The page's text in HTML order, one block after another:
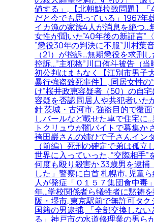
値する」, 【北朝鮮拉致問題】
だと今でも思っている」1967年
イカ漁の家族4人が消息を絶つ…
女性が聞いた”40年後の新証言”
”懲役30年の判決に不服”川村葉
（21）が控訴…無期懲役を求刑
控訴…”主犯格”川口侑斗被告（当
初公判はまもなく【江別市男子
暴行強盗致死事件】, 同居女性の
け”桜井政恵容疑者（50）の自
容疑を否認 同居人や共犯者いた
針 茨城・古河市, 強盗目的で覆
しバールなど載せた車で住宅に
トクリュウが闇バイトで募集か
袴田巖さんの姉ひで子さんイン
（前編）死刑の確定で弟は孤立
世界に入っていった, “交際相手”
何度も殴り殺害か 33歳男を逮捕
した」警察に自首 札幌市, 児童
人が発症「Ｏ１５７集団食中毒
年…学校関係者ら犠牲者に黙祷
阪・堺市, 東京駅前で無許可タク
国籍の男逮捕, 「全部交換しない
る」神戸市の水道修理業の男ら